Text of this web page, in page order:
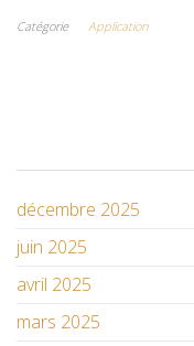
nouveautés ?
Catégorie Application
décembre 2025
juin 2025
avril 2025
mars 2025